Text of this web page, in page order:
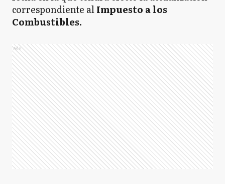
correspondiente alImpuesto a los
Combustibles.
Ads